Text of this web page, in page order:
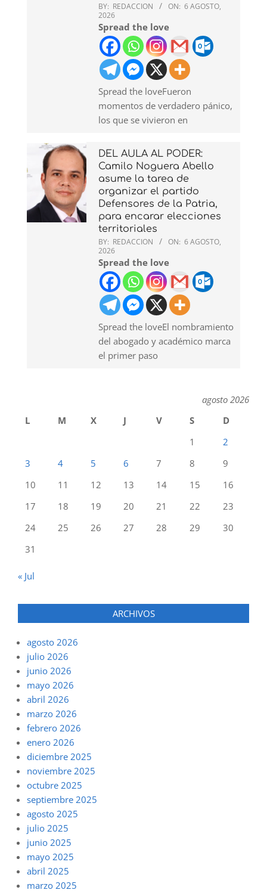
BY: REDACCION ON: 6 AGOSTO,
2026
Spread the love
Spread the loveFueron
momentos de verdadero pánico,
los que se vivieron en
DEL AULA AL PODER:
Camilo Noguera Abello
asume la tarea de
organizar el partido
Defensores de la Patria,
para encarar elecciones
territoriales
BY: REDACCION ON: 6 AGOSTO,
2026
Spread the love
Spread the loveEl nombramiento
del abogado y académico marca
el primer paso
agosto 2026
L
M X J V S
D
1
2
3
4 5 6 7 8
9
10
11 12 13 14 15
16
17
18 19 20 21 22
23
24
25 26 27 28 29
30
31
« Jul
ARCHIVOS
agosto 2026
julio 2026
junio 2026
mayo 2026
abril 2026
marzo 2026
febrero 2026
enero 2026
diciembre 2025
noviembre 2025
octubre 2025
septiembre 2025
agosto 2025
julio 2025
junio 2025
mayo 2025
abril 2025
marzo 2025